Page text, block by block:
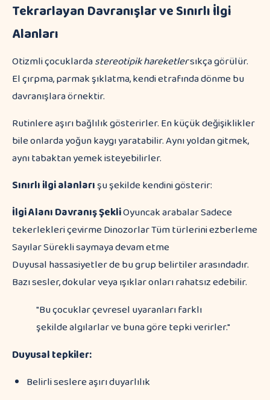
Tekrarlayan Davranışlar ve Sınırlı İlgi
Alanları
Otizmli çocuklardastereotipik hareketlersıkça görülür.
El çırpma, parmak şıklatma, kendi etrafında dönme bu
davranışlara örnektir.
Rutinlere aşırı bağlılık gösterirler. En küçük değişiklikler
bile onlarda yoğun kaygı yaratabilir. Aynı yoldan gitmek,
aynı tabaktan yemek isteyebilirler.
Sınırlı ilgi alanlarışu şekilde kendini gösterir:
İlgi AlanıDavranış ŞekliOyuncak arabalar Sadece
tekerlekleri çevirme Dinozorlar Tüm türlerini ezberleme
Sayılar Sürekli saymaya devam etme
Duyusal hassasiyetler de bu grup belirtiler arasındadır.
Bazı sesler, dokular veya ışıklar onları rahatsız edebilir.
"Bu çocuklar çevresel uyaranları farklı
şekilde algılarlar ve buna göre tepki verirler."
Duyusal tepkiler:
Belirli seslere aşırı duyarlılık